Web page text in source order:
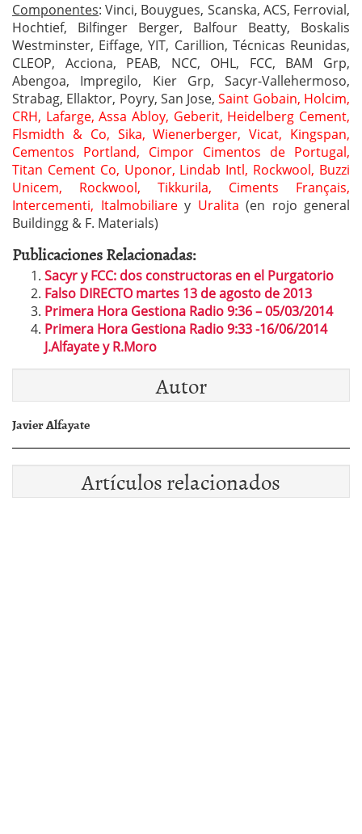
Componentes: Vinci, Bouygues, Scanska, ACS, Ferrovial,
Hochtief, Bilfinger Berger, Balfour Beatty, Boskalis
Westminster, Eiffage, YIT, Carillion, Técnicas Reunidas,
CLEOP, Acciona, PEAB, NCC, OHL, FCC, BAM Grp,
Abengoa, Impregilo, Kier Grp, Sacyr-Vallehermoso,
Strabag, Ellaktor, Poyry, San Jose,Saint Gobain, Holcim,
CRH, Lafarge, Assa Abloy, Geberit, Heidelberg Cement,
Flsmidth & Co, Sika, Wienerberger, Vicat, Kingspan,
Cementos Portland, Cimpor Cimentos de Portugal,
Titan Cement Co, Uponor, Lindab Intl, Rockwool, Buzzi
Unicem, Rockwool, Tikkurila, Ciments Français,
Intercementi, Italmobiliarey Uralita (en rojo general
Buildingg & F. Materials)
Publicaciones Relacionadas:
Sacyr y FCC: dos constructoras en el Purgatorio
Falso DIRECTO martes 13 de agosto de 2013
Primera Hora Gestiona Radio 9:36 – 05/03/2014
Primera Hora Gestiona Radio 9:33 -16/06/2014
J.Alfayate y R.Moro
Autor
Javier Alfayate
Artículos relacionados